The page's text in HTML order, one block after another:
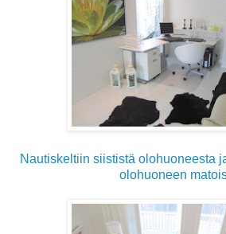
Nautiskeltiin siististä olohuoneesta
olohuoneen